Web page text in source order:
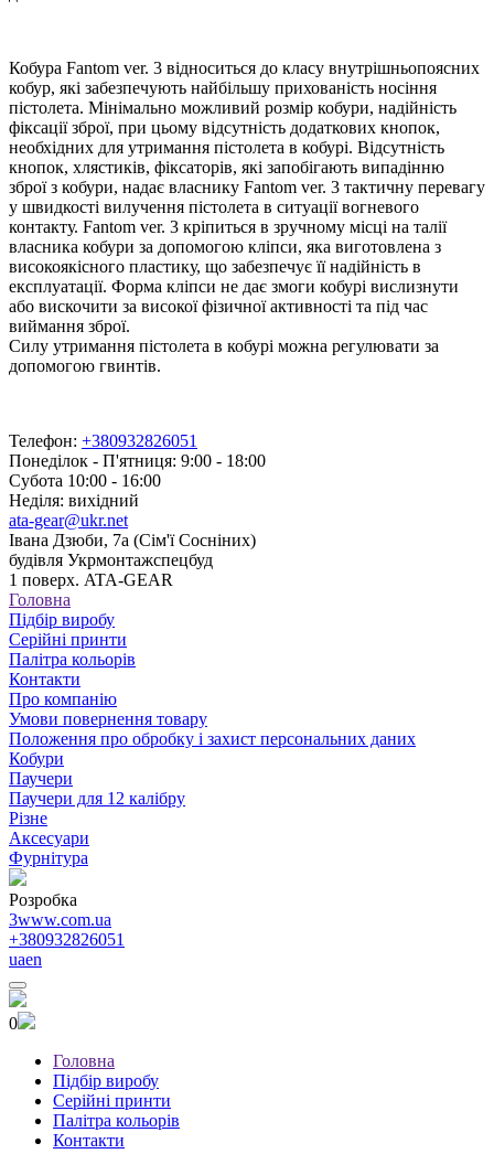
Кобура Fantom ver. 3 відноситься до класу внутрішньопоясних
кобур, які забезпечують найбільшу прихованість носіння
пістолета. Мінімально можливий розмір кобури, надійність
фіксації зброї, при цьому відсутність додаткових кнопок,
необхідних для утримання пістолета в кобурі. Відсутність
кнопок, хлястиків, фіксаторів, які запобігають випадінню
зброї з кобури, надає власнику Fantom ver. 3 тактичну перевагу
у швидкості вилучення пістолета в ситуації вогневого
контакту. Fantom ver. 3 кріпиться в зручному місці на талії
власника кобури за допомогою кліпси, яка виготовлена з
високоякісного пластику, що забезпечує її надійність в
експлуатації. Форма кліпси не дає змоги кобурі вислизнути
або вискочити за високої фізичної активності та під час
виймання зброї.
Силу утримання пістолета в кобурі можна регулювати за
допомогою гвинтів.
Телефон: +380932826051
Понеділок - П'ятниця: 9:00 - 18:00
Субота 10:00 - 16:00
Неділя: вихідний
ata-gear@ukr.net
Івана Дзюби, 7а (Сім'ї Сосніних)
будівля Укрмонтажспецбуд
1 поверх. ATA-GEAR
Головна
Підбір виробу
Серійні принти
Палітра кольорів
Контакти
Про компанію
Умови повернення товару
Положення про обробку і захист персональних даних
Кобури
Паучери
Паучери для 12 калібру
Різне
Аксесуари
Фурнітура
Розробка
3www.com.ua
+380932826051
uaen
0
Головна
Підбір виробу
Серійні принти
Палітра кольорів
Контакти